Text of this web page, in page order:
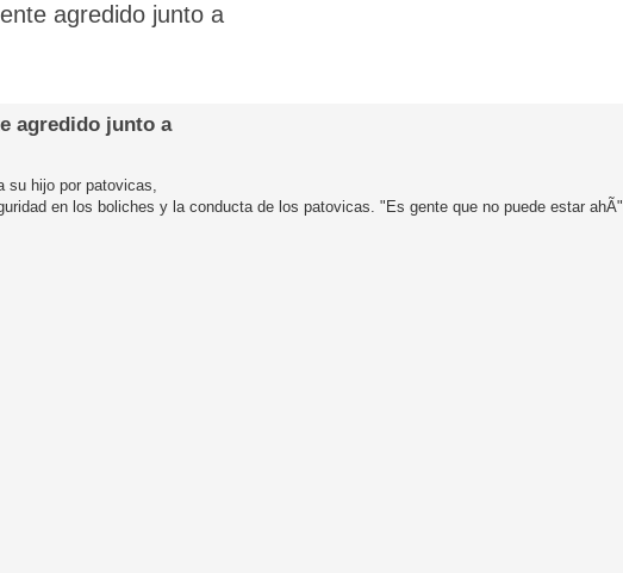
agredido junto a
agredido junto a
su hijo por patovicas,
en los boliches y la conducta de los patovicas. "Es gente que no puede estar ahÃ­",